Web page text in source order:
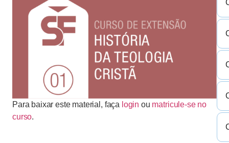
Para baixar este material, faça login ou matricule-se no
curso.